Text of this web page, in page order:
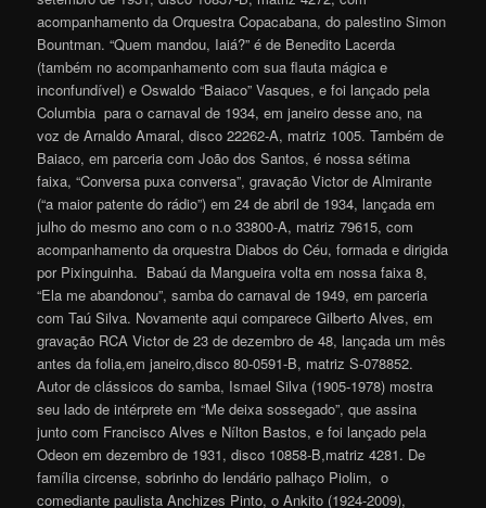
acompanhamento da Orquestra Copacabana, do palestino Simon
Bountman. “Quem mandou, Iaiá?” é de Benedito Lacerda
(também no acompanhamento com sua flauta mágica e
inconfundível) e Oswaldo “Baiaco” Vasques, e foi lançado pela
Columbia para o carnaval de 1934, em janeiro desse ano, na
voz de Arnaldo Amaral, disco 22262-A, matriz 1005. Também de
Baiaco, em parceria com João dos Santos, é nossa sétima
faixa, “Conversa puxa conversa”, gravação Victor de Almirante
(“a maior patente do rádio”) em 24 de abril de 1934, lançada em
julho do mesmo ano com o n.o 33800-A, matriz 79615, com
acompanhamento da orquestra Diabos do Céu, formada e dirigida
por Pixinguinha. Babaú da Mangueira volta em nossa faixa 8,
“Ela me abandonou”, samba do carnaval de 1949, em parceria
com Taú Silva. Novamente aqui comparece Gilberto Alves, em
gravação RCA Victor de 23 de dezembro de 48, lançada um mês
antes da folia,em janeiro,disco 80-0591-B, matriz S-078852.
Autor de clássicos do samba, Ismael Silva (1905-1978) mostra
seu lado de intérprete em “Me deixa sossegado”, que assina
junto com Francisco Alves e Nílton Bastos, e foi lançado pela
Odeon em dezembro de 1931, disco 10858-B,matriz 4281. De
família circense, sobrinho do lendário palhaço Piolim, o
comediante paulista Anchizes Pinto, o Ankito (1924-2009),